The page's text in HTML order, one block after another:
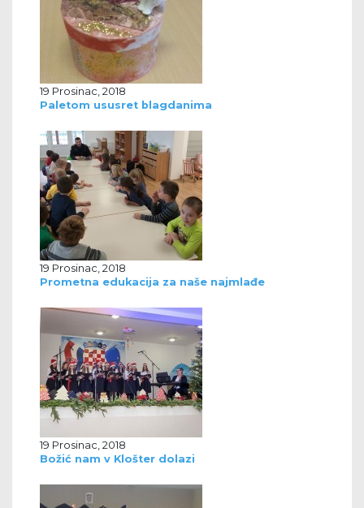
19 Prosinac, 2018
Paletom ususret blagdanima
19 Prosinac, 2018
Prometna edukacija za naše najmlađe
19 Prosinac, 2018
Božić nam v Klošter dolazi